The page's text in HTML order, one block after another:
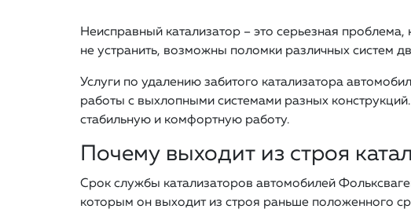
Неисправный катализатор – это серьезная
не устранить, возможны поломки различных систем
Услуги по удалению забитого катализатора
работы с выхлопными системами разных
стабильную и комфортную работу.
Почему выходит из строя
Срок службы катализаторов автомобилей
которым он выходит из строя раньше положенного